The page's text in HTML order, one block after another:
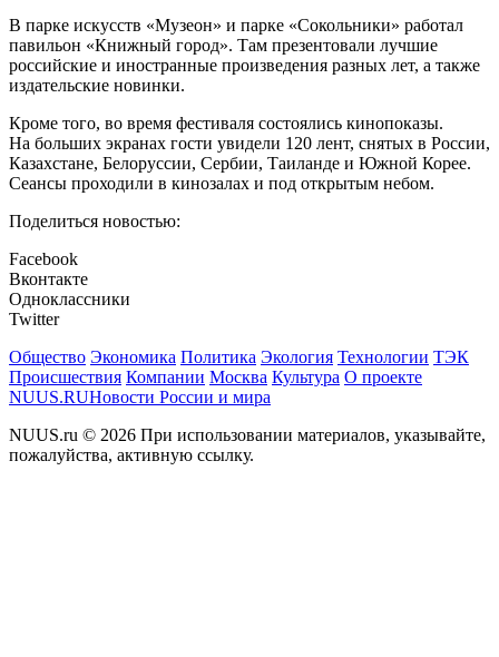
В парке искусств «Музеон» и парке «Сокольники» работал
павильон «Книжный город». Там презентовали лучшие
российские и иностранные произведения разных лет, а также
издательские новинки.
Кроме того, во время фестиваля состоялись кинопоказы.
На больших экранах гости увидели 120 лент, снятых в России,
Казахстане, Белоруссии, Сербии, Таиланде и Южной Корее.
Сеансы проходили в кинозалах и под открытым небом.
Поделиться новостью:
Facebook
Вконтакте
Одноклассники
Twitter
Общество Экономика Политика Экология Технологии ТЭК
Происшествия Компании Москва Культура О проекте
NUUS.RUНовости России и мира
NUUS.ru © 2026 При использовании материалов, указывайте,
пожалуйства, активную ссылку.